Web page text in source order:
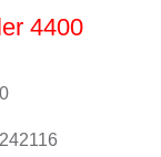
4400